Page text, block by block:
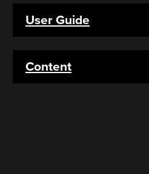
User Guide
Content